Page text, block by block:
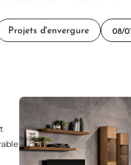
Projets d'envergure 08/